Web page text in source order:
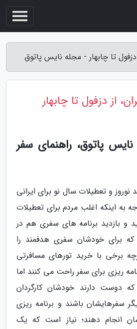
تا چابهار - مجله نایس پاتوق
از دزفول تا چابهار
پاتوق، راهنمای سفر
و تعطیلات سال نو برای ایرانی
به اینکه اغلب مردم برای تعطیلات
و بازدید برنامه های سفری هم در
که برای خودشان سفری هدفمند را
برخی با خرید تورهای مسافرتی
ریزی برای سفر راحت می کنند اما
دوست دارند خودشان کارگردان
سفرهایشان باشند و برنامه ریزی
انجام دهند؛ نیاز است که یک